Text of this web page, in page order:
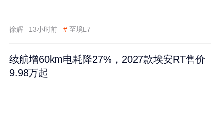
徐辉 13小时前 # 至境L7
续航增60km电耗降27%，2027款埃安RT售价
9.98万起